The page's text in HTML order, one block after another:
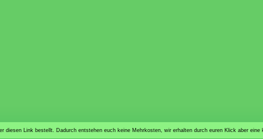
Link bestellt. Dadurch entstehen euch keine Mehrkosten, wir erhalten durch euren Klick aber eine